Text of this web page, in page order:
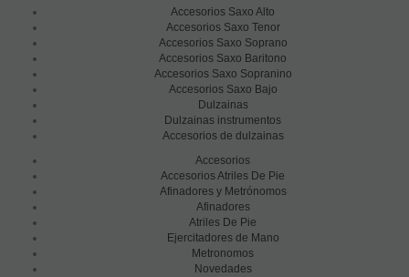
Accesorios Saxo Alto
Accesorios Saxo Tenor
Accesorios Saxo Soprano
Accesorios Saxo Baritono
Accesorios Saxo Sopranino
Accesorios Saxo Bajo
Dulzainas
Dulzainas instrumentos
Accesorios de dulzainas
Accesorios
Accesorios Atriles De Pie
Afinadores y Metrónomos
Afinadores
Atriles De Pie
Ejercitadores de Mano
Metronomos
Novedades